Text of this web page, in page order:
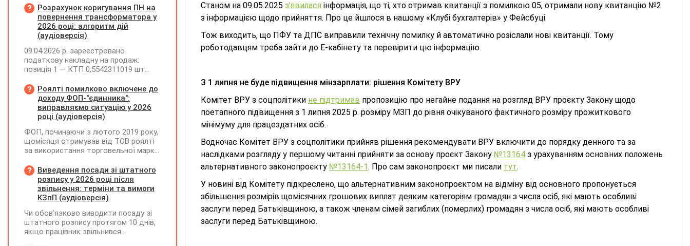
Станом на 09.05.2025 з’явилася інформація, що ті, хто отримав квитанції з помилкою 05, отримали нову квитанцію №2
з інформацією щодо прийняття. Про це йшлося в нашому «Клубі бухгалтерів» у Фейсбуці.
Тож виходить, що ПФУ та ДПС виправили технічну помилку й автоматично розіслали нові квитанції. Тому
роботодавцям треба зайти до Е-кабінету та перевірити цю інформацію.
З 1 липня не буде підвищення мінзарплати: рішення Комітету ВРУ
Комітет ВРУ з соцполітики не підтримав пропозицію про негайне подання на розгляд ВРУ проєкту Закону щодо
поетапного підвищення з 1 липня 2025 р. розміру МЗП до рівня очікуваного фактичного розміру прожиткового
мінімуму для працездатних осіб.
Водночас Комітет ВРУ з соцполітики прийняв рішення рекомендувати ВРУ включити до порядку денного та за
наслідками розгляду у першому читанні прийняти за основу проєкт Закону №13164 з урахуванням основних положень
альтернативного законопроєкту №13164-1. Про сам законопроєкт ми писали тут.
У новині від Комітету підкреслено, що альтернативним законопроєктом на відміну від основного пропонується
збільшення розмірів щомісячних грошових виплат деяким категоріям громадян з числа осіб, які мають особливі
заслуги перед Батьківщиною, а також членам сімей загиблих (померлих) громадян з числа осіб, які мають особливі
заслуги перед Батьківщиною.
Розрахунок коригування ПН на
повернення трансформатора у
2026 році: алгоритм дій
(аудіоверсія)
09.04.2026 р. зареєстровано
податкову накладну на продаж:
позиція 1 — КТП 0,5542311019 шт
41443,83); позиція 2 —
трансформатор 1 шт (ціна 201130,20,
сума 201130,20, ПДВ 40226,04).
25.06.2026 р. покупець повернув
скласти розрахунок коригування?
Роялті помилково включене до
доходу ФОП-"єдинника":
виправляємо ситуацію у 2026
році (аудіоверсія)
ФОП, починаючи з лютого 2019 року,
щомісяця отримував від ТОВ роялті
за використання торговельної марки.
доходу платника ЄП та
оподатковував за ставкою 5%.
Водночас ТОВ при виплаті роялті не
утримувало ПДФО та ВЗ. Як зараз
потрібно відображати отримані суми
у декларації "єдинника" за II квартал
2026 року? Чи можуть виникнути
Виведення посади зі штатного
розпису у 2026 році після
звільнення: терміни та вимоги
КЗпП (аудіоверсія)
Чи обов’язково виводити посаду зі
штатного розпису протягом 10 днів,
якщо працівник звільнився